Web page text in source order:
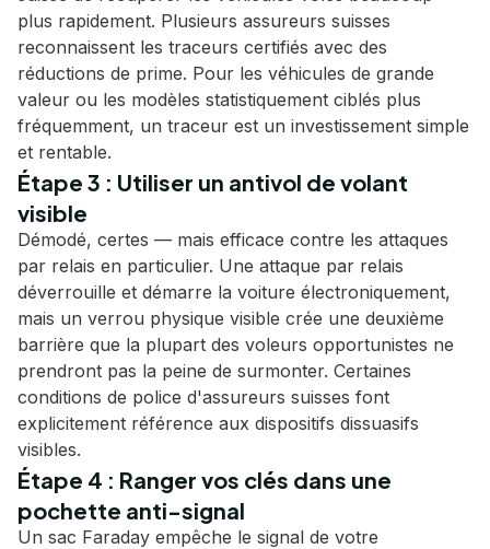
plus rapidement. Plusieurs assureurs suisses
reconnaissent les traceurs certifiés avec des
réductions de prime. Pour les véhicules de grande
valeur ou les modèles statistiquement ciblés plus
fréquemment, un traceur est un investissement simple
et rentable.
Étape 3 : Utiliser un antivol de volant
visible
Démodé, certes — mais efficace contre les attaques
par relais en particulier. Une attaque par relais
déverrouille et démarre la voiture électroniquement,
mais un verrou physique visible crée une deuxième
barrière que la plupart des voleurs opportunistes ne
prendront pas la peine de surmonter. Certaines
conditions de police d'assureurs suisses font
explicitement référence aux dispositifs dissuasifs
visibles.
Étape 4 : Ranger vos clés dans une
pochette anti-signal
Un sac Faraday empêche le signal de votre